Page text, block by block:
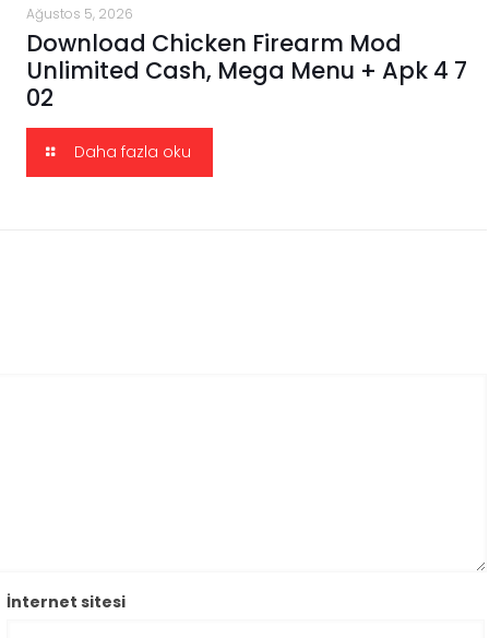
Ağustos 5, 2026
Download Chicken Firearm Mod
Unlimited Cash, Mega Menu + Apk 4 7
02
Daha fazla oku
İnternet sitesi